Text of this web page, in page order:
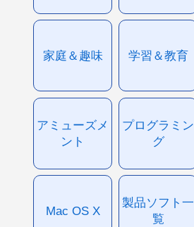
家庭＆趣味 学習＆教育
アミューズメ
ント
プログラミン
グ
Mac OS X
製品ソフト一
覧